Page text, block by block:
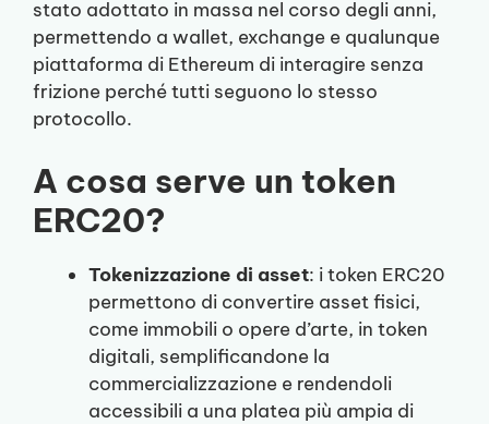
stato adottato in massa nel corso degli anni,
permettendo a wallet, exchange e qualunque
piattaforma di Ethereum di interagire senza
frizione perché tutti seguono lo stesso
protocollo.
A cosa serve un token
ERC20?
Tokenizzazione di asset: i token ERC20
permettono di convertire asset fisici,
come immobili o opere d’arte, in token
digitali, semplificandone la
commercializzazione e rendendoli
accessibili a una platea più ampia di